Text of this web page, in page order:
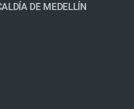
DE MEDELLÍN